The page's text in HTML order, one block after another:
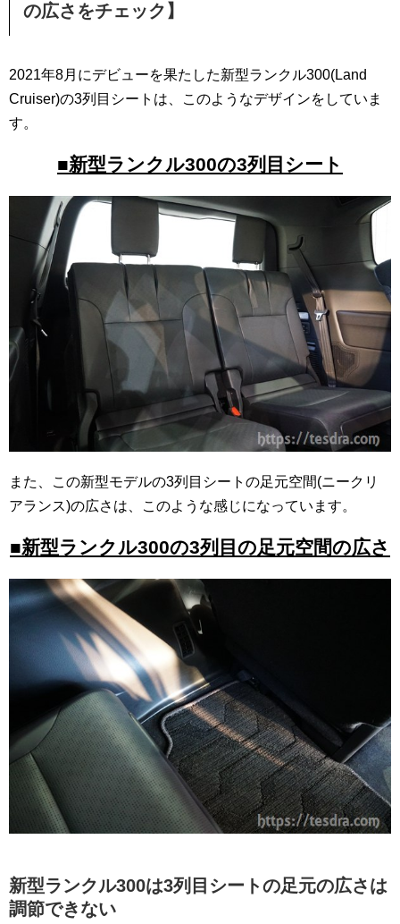
の広さをチェック】
2021年8月にデビューを果たした新型ランクル300(Land
Cruiser)の3列目シートは、このようなデザインをしていま
す。
■新型ランクル300の3列目シート
また、この新型モデルの3列目シートの足元空間(ニークリ
アランス)の広さは、このような感じになっています。
■新型ランクル300の3列目の足元空間の広さ
新型ランクル300は3列目シートの足元の広さは
調節できない